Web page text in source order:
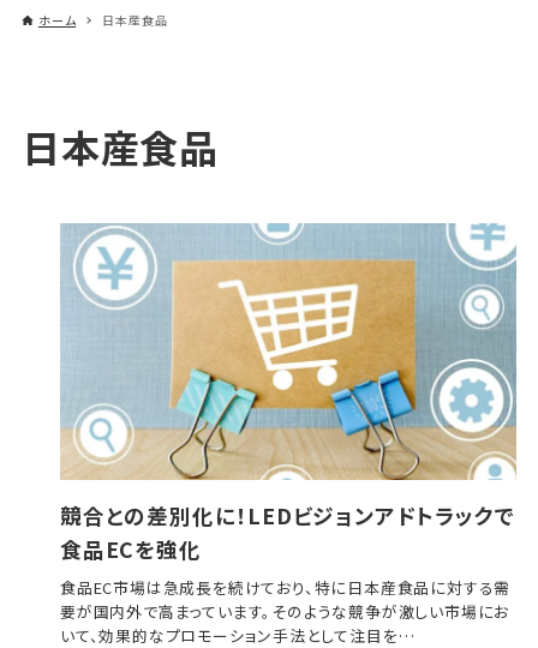
ホーム 日本産食品
日本産食品
競合との差別化に！LEDビジョンアドトラックで
食品ECを強化
食品EC市場は急成長を続けており、特に日本産食品に対する需
要が国内外で高まっています。そのような競争が激しい市場にお
いて、効果的なプロモーション手法として注目を…